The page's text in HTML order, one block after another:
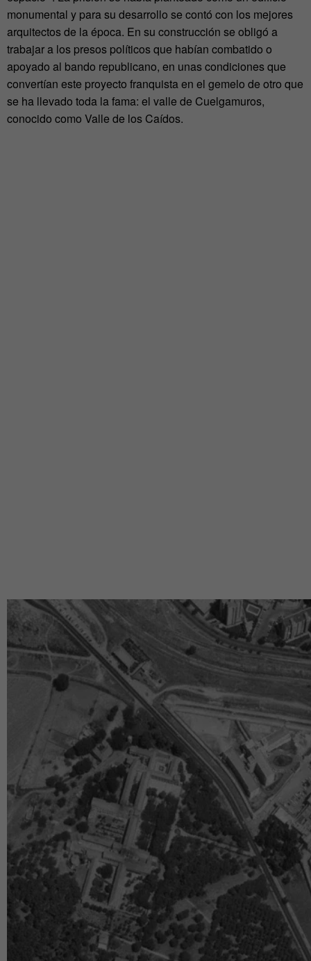
monumental y para su desarrollo se contó con los mejores
arquitectos de la época. En su construcción se obligó a
trabajar a los presos políticos que habían combatido o
apoyado al bando republicano, en unas condiciones que
convertían este proyecto franquista en el gemelo de otro que
se ha llevado toda la fama: el valle de Cuelgamuros,
conocido como Valle de los Caídos.